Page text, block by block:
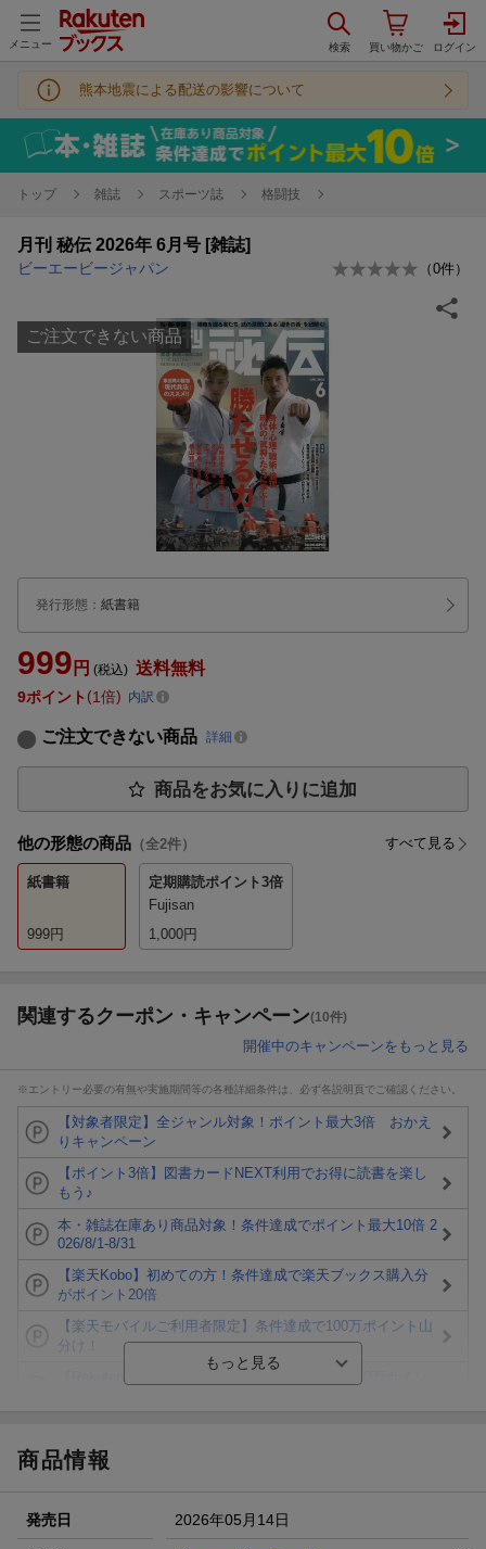
メニュー
熊本地震による配送の影響について
トップ 雑誌 スポーツ誌 格闘技
月刊 秘伝 2026年 6月号 [雑誌]
ビーエービージャパン （0件）
ご注文できない商品
発行形態 ： 紙書籍
999 円 (税込) 送料無料
9ポイント 1倍 内訳
ご注文できない商品 詳細
商品をお気に入りに追加
他の形態の商品 （全2件） すべて見る
紙書籍
999円
定期購読ポイント3倍
Fujisan
1,000円
関連するクーポン・キャンペーン(10件)
開催中のキャンペーンをもっと見る
※エントリー必要の有無や実施期間等の各種詳細条件は、必ず各説明頁でご確認ください。
【対象者限定】全ジャンル対象！ポイント最大3倍 おかえ
りキャンペーン
【ポイント3倍】図書カードNEXT利用でお得に読書を楽し
もう♪
本・雑誌在庫あり商品対象！条件達成でポイント最大10倍 2
026/8/1-8/31
【楽天Kobo】初めての方！条件達成で楽天ブックス購入分
がポイント20倍
【楽天モバイルご利用者限定】条件達成で100万ポイント山
分け！
が当たる！
楽天モバイル紹介キャンペーンの拡散で300円OFFクーポン
商品情報
発売日 2026年05月14日